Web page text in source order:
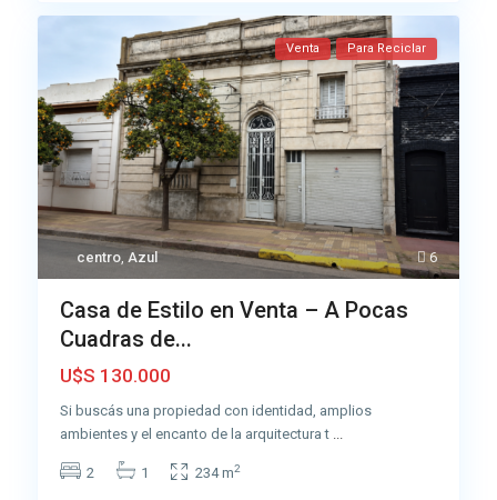
6
centro,Azul
Venta Para Reciclar
Casa de Estilo en Venta – A Pocas
Cuadras de...
U$S 130.000
Si buscás una propiedad con identidad, amplios
ambientes y el encanto de la arquitectura t ...
2 1 234 m2